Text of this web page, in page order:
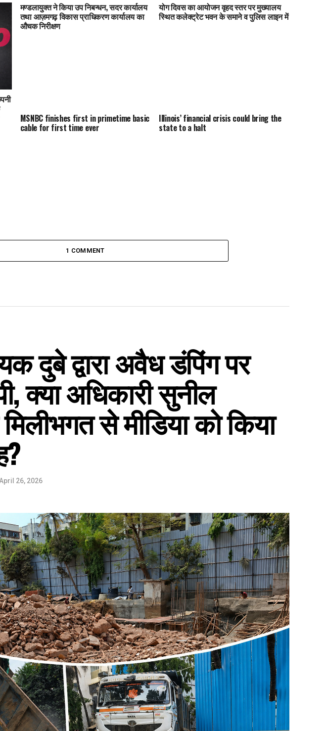
मण्डलायुक्त ने किया उप निबन्धन, सदर कार्यालय
तथा आज़मगढ़ विकास प्राधिकरण कार्यालय का
औचक निरीक्षण
योग दिवस का आयोजन वृहद स्तर पर मुख्यालय
स्थित कलेक्ट्रेट भवन के समाने व पुलिस लाइन में
MSNBC finishes first in primetime basic
cable for first time ever
Illinois’ financial crisis could bring the
state to a halt
1 COMMENT
दुबे द्वारा अवैध डंपिंग पर
क्या अधिकारी सुनील
से मीडिया को किया
April 26, 2026